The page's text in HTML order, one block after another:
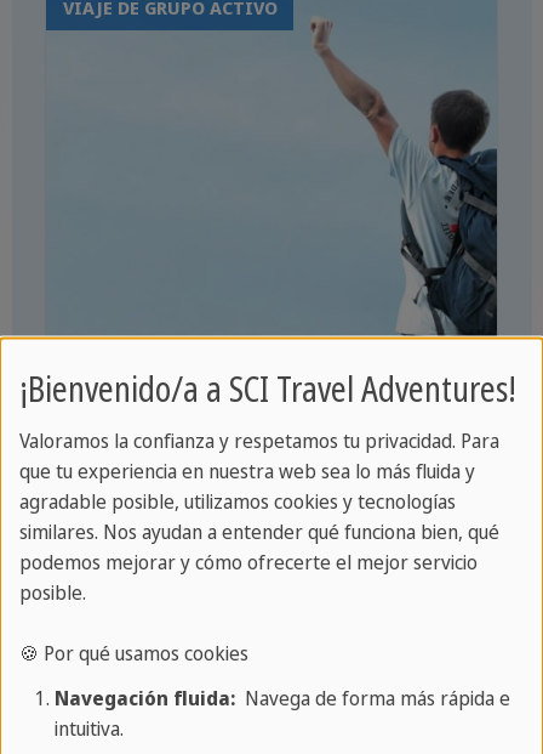
VIAJE DE GRUPO ACTIVO
15 DÍAS / 14 NOCHES
Aventura Cuba
Baile, ciclismo, equitación
Playa en María la Gorda
¡Bienvenido/a a SCI Travel Adventures!
Valoramos la confianza y respetamos tu privacidad. Para
que tu experiencia en nuestra web sea lo más fluida y
agradable posible, utilizamos cookies y tecnologías
similares. Nos ayudan a entender qué funciona bien, qué
podemos mejorar y cómo ofrecerte el mejor servicio
posible.
🍪 Por qué usamos cookies
Navegación fluida:Navega de forma más rápida e
intuitiva.